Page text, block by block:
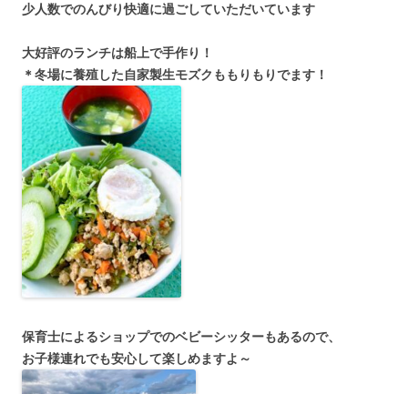
少人数でのんびり快適に過ごしていただいています
大好評のランチは船上で手作り！
＊冬場に養殖した自家製生モズクももりもりでます！
保育士によるショップでのベビーシッターもあるので、
お子様連れでも安心して楽しめますよ～